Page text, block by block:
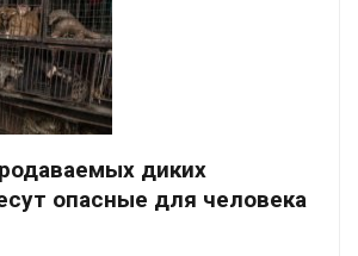
диких
опасные для человека